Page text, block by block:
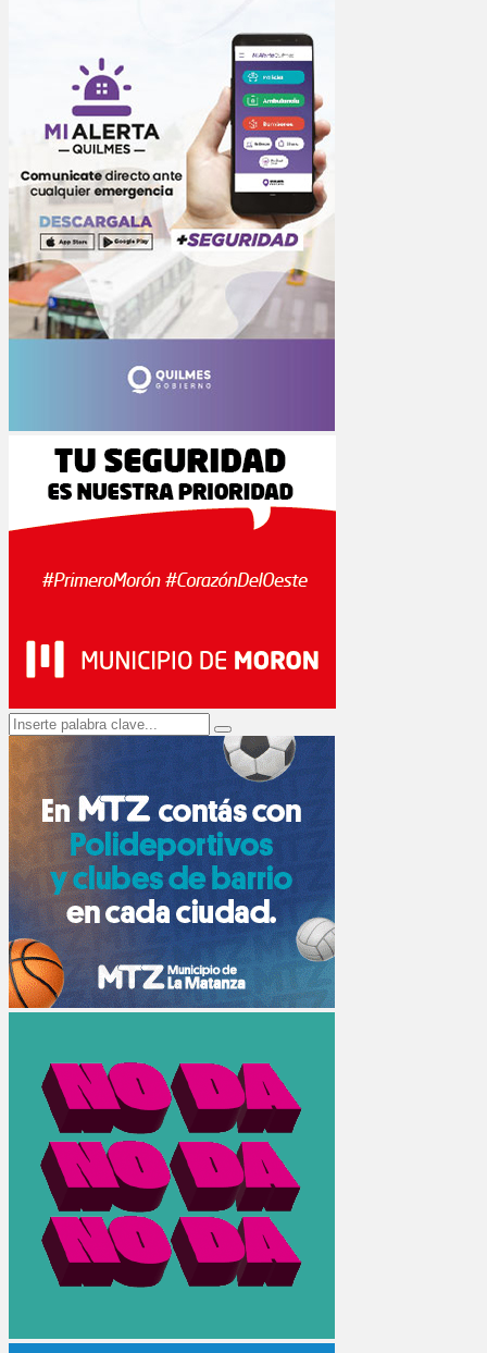
Search
for:
Search